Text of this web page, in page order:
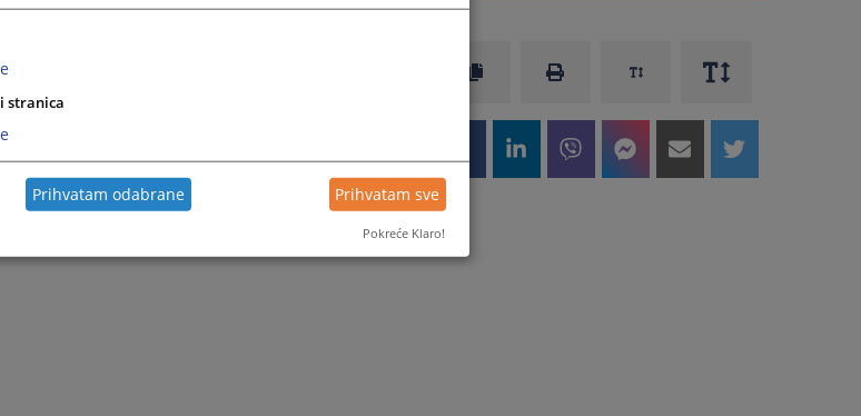
stranica
Prihvatam odabrane Prihvatam sve
Pokreće Klaro!